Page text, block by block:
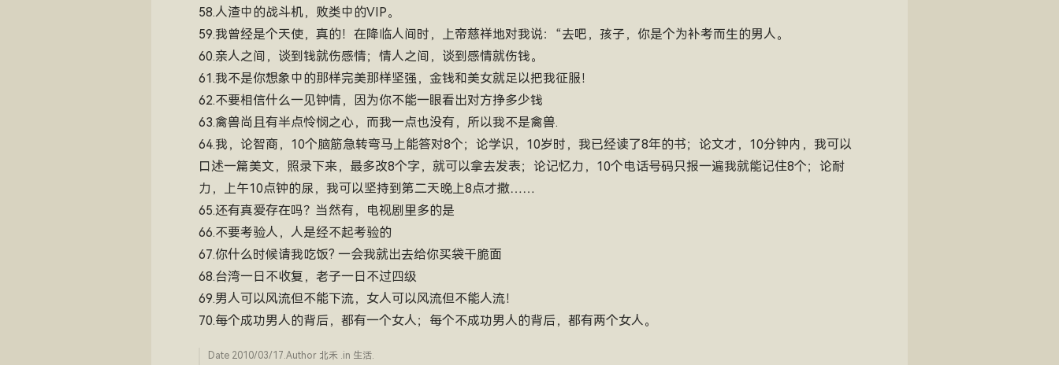
58.人渣中的战斗机，败类中的VIP。
59.我曾经是个天使，真的！在降临人间时，上帝慈祥地对我说：“去吧，孩子，你是个为补考而生的男人。
60.亲人之间，谈到钱就伤感情；情人之间，谈到感情就伤钱。
61.我不是你想象中的那样完美那样坚强，金钱和美女就足以把我征服！
62.不要相信什么一见钟情，因为你不能一眼看出对方挣多少钱
63.禽兽尚且有半点怜悯之心，而我一点也没有，所以我不是禽兽.
64.我，论智商，10个脑筋急转弯马上能答对8个；论学识，10岁时，我已经读了8年的书；论文才，10分钟内，我可以
口述一篇美文，照录下来，最多改8个字，就可以拿去发表；论记忆力，10个电话号码只报一遍我就能记住8个；论耐
力，上午10点钟的尿，我可以坚持到第二天晚上8点才撒……
65.还有真爱存在吗？当然有，电视剧里多的是
66.不要考验人，人是经不起考验的
67.你什么时候请我吃饭? 一会我就出去给你买袋干脆面
68.台湾一日不收复，老子一日不过四级
69.男人可以风流但不能下流，女人可以风流但不能人流！
70.每个成功男人的背后，都有一个女人；每个不成功男人的背后，都有两个女人。
Date 2010/03/17.Author 北禾 .in 生活.